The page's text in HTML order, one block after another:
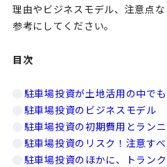
企業情報
理由やビジネスモデル、注意点
参考にしてください。
目次
駐車場投資が土地活用の中で
駐車場投資のビジネスモデル
駐車場投資の初期費用とラン
駐車場投資のリスク！注意す
駐車場投資のほかに、トラン